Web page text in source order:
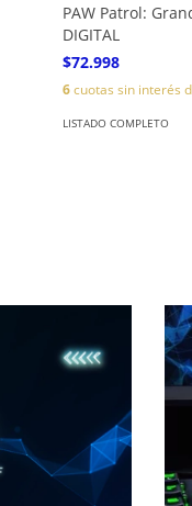
PAW Patrol:
DIGITAL
$72.998
6cuotas sin interés
LISTADO COMPLETO